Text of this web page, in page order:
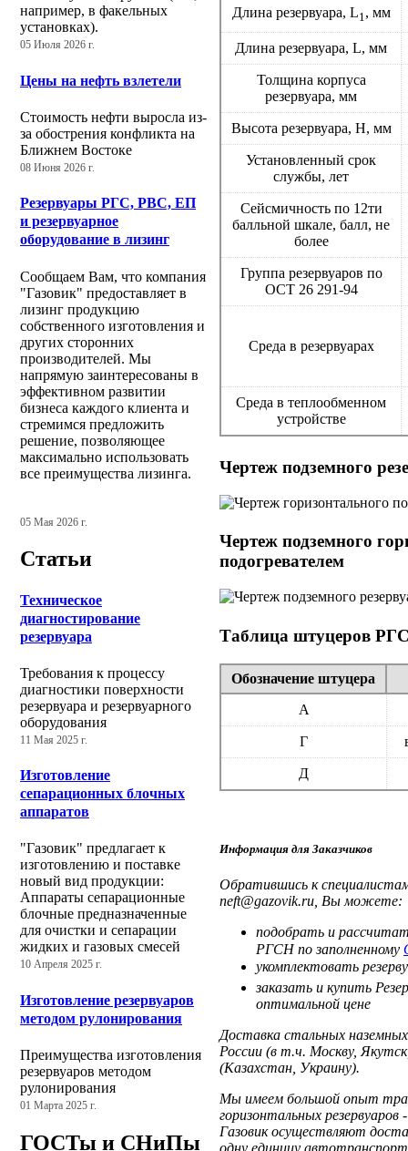
например, в факельных
установках).
05 Июля 2026 г.
Цены на нефть взлетели
Стоимость нефти выросла из-
за обострения конфликта на
Ближнем Востоке
08 Июня 2026 г.
Резервуары РГС, РВС, ЕП
и резервуарное
оборудование в лизинг
Сообщаем Вам, что компания
"Газовик" предоставляет в
лизинг продукцию
собственного изготовления и
других сторонних
производителей. Мы
напрямую заинтересованы в
эффективном развитии
бизнеса каждого клиента и
стремимся предложить
решение, позволяющее
максимально использовать
все преимущества лизинга.
05 Мая 2026 г.
Статьи
Техническое
диагностирование
резервуара
Требования к процессу
диагностики поверхности
резервуара и резервуарного
оборудования
11 Мая 2025 г.
Изготовление
сепарационных блочных
аппаратов
"Газовик" предлагает к
изготовлению и поставке
новый вид продукции:
Аппараты сепарационные
блочные предназначенные
для очистки и сепарации
жидких и газовых смесей
10 Апреля 2025 г.
Изготовление резервуаров
методом рулонирования
Преимущества изготовления
резервуаров методом
рулонирования
01 Марта 2025 г.
ГОСТы и СНиПы
Длина резервуара, L1, мм
Длина резервуара, L, мм
Толщина корпуса
резервуара, мм
Высота резервуара, Н, мм
Установленный срок
службы, лет
Сейсмичность по 12ти
балльной шкале, балл, не
более
Группа резервуаров по
ОСТ 26 291-94
Среда в резервуарах
Среда в теплообменном
устройстве
Чертеж подземного
Чертеж подземного
подогревателем
Таблица штуцеров
Обозначение штуцера
А
Г
Д
Информация для Заказчиков
Обратившись к
neft@gazovik.ru, Вы можете:
подобрать и
РГСН по заполненному
укомплектовать
заказать и купить
оптимальной цене
Доставка стальных
России (в т.ч. Москву,
(Казахстан, Украину).
Мы имеем большой опыт
горизонтальных
Газовик осуществляют
одну единицу